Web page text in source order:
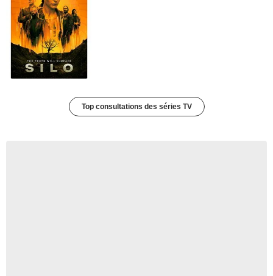
Top consultations des séries TV